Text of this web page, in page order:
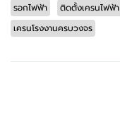
รอกไฟฟ้า
ติดตั้งเครนไฟฟ้า
เครนโรงงานครบวงจร